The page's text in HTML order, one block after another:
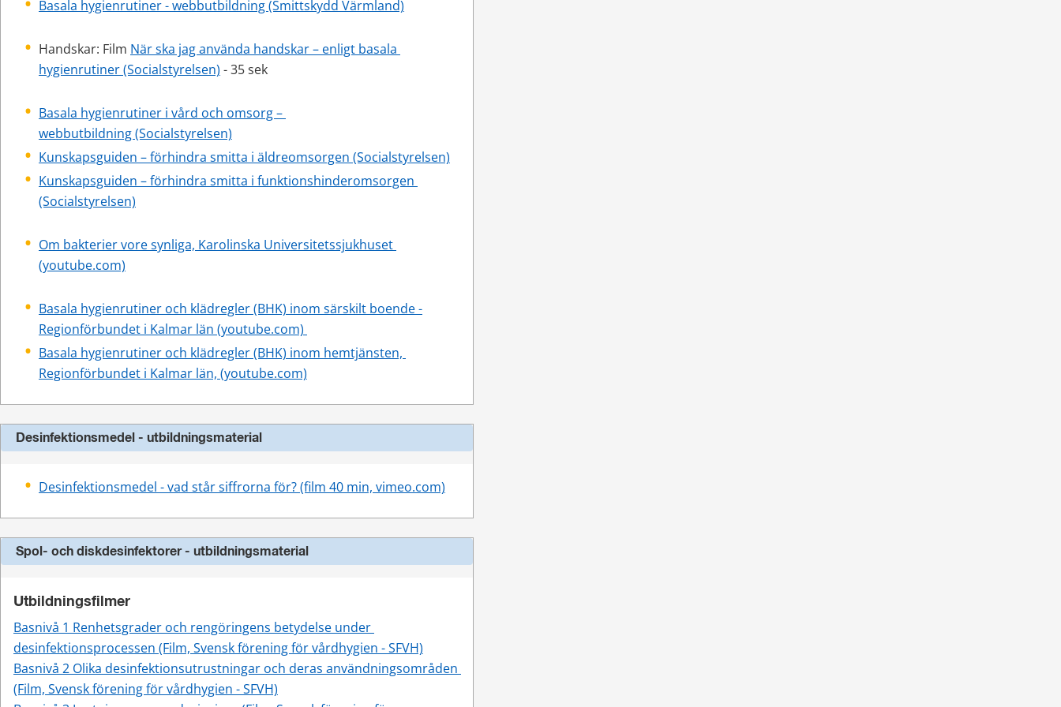
Basala hygienrutiner - webbutbildning (Smittskydd Värmland)
Handskar: Film När ska jag använda handskar – enligt basala
hygienrutiner (Socialstyrelsen) - 35 sek
Basala hygienrutiner i vård och omsorg –
webbutbildning (Socialstyrelsen)
Kunskapsguiden – förhindra smitta i äldreomsorgen (Socialstyrelsen)
Kunskapsguiden – förhindra smitta i funktionshinderomsorgen
(Socialstyrelsen)
Om bakterier vore synliga, Karolinska Universitetssjukhuset
(youtube.com)
Basala hygienrutiner och klädregler (BHK) inom särskilt boende -
Regionförbundet i Kalmar län (youtube.com)
Basala hygienrutiner och klädregler (BHK) inom hemtjänsten,
Regionförbundet i Kalmar län, (youtube.com)
Desinfektionsmedel - utbildningsmaterial
Desinfektionsmedel - vad står siffrorna för? (film 40 min, vimeo.com)
Spol- och diskdesinfektorer - utbildningsmaterial
Utbildningsfilmer
Basnivå 1 Renhetsgrader och rengöringens betydelse under
desinfektionsprocessen (Film, Svensk förening för vårdhygien - SFVH)
Basnivå 2 Olika desinfektionsutrustningar och deras användningsområden
(Film, Svensk förening för vårdhygien - SFVH)